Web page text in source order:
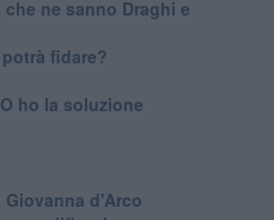
ne sanno Draghi e
fidare?
ho la soluzione
Giovanna d'Arco